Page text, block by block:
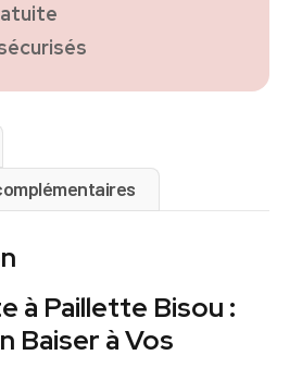
à Paillette Bisou :
Baiser à Vos